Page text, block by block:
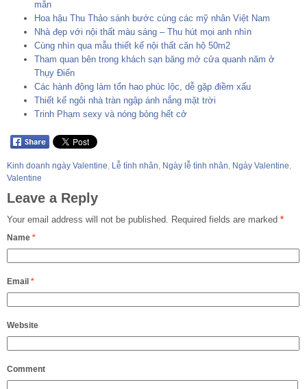
mắn
Hoa hậu Thu Thảo sánh bước cùng các mỹ nhân Việt Nam
Nhà đẹp với nội thất màu sáng – Thu hút mọi anh nhìn
Cùng nhìn qua mẫu thiết kế nội thất căn hộ 50m2
Tham quan bên trong khách sạn băng mở cửa quanh năm ở
Thụy Điển
Các hành động làm tổn hao phúc lộc, dễ gặp điềm xấu
Thiết kế ngôi nhà tràn ngập ánh nắng mặt trời
Trinh Phạm sexy và nóng bỏng hết cở
Kinh doanh ngày Valentine, Lễ tình nhân, Ngày lễ tình nhân, Ngày Valentine,
Valentine
Leave a Reply
Your email address will not be published. Required fields are marked *
Name *
Email *
Website
Comment